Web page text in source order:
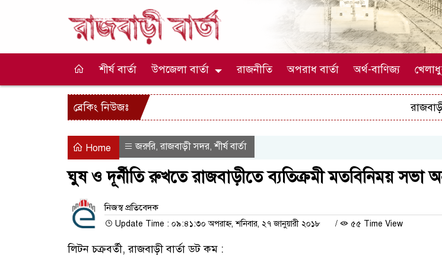
শীর্ষ বার্তা উপজেলা বার্তা রাজনীতি অপরাধ বার্তা অর্থ-বাণিজ্য
ব্রেকিং নিউজঃ
Home জরুরি ,রাজবাড়ী সদর ,শীর্ষ বার্তা
ঘুষ ও দূর্নীতি রুখতে রাজবাড়ীতে ব্যতিক্রমী মতবিনিময় সভা
নিজস্ব প্রতিবেদক
Update Time : ০৯:৪১:৩০ অপরাহ্ন, শনিবার, ২৭ জানুয়ারী ২০১৮ / ৫৫ Time View
লিটন চক্রবর্তী, রাজবাড়ী বার্তা ডট কম :